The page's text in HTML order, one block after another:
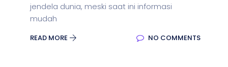
jendela dunia, meski saat ini informasi
mudah
READ MORE NO COMMENTS